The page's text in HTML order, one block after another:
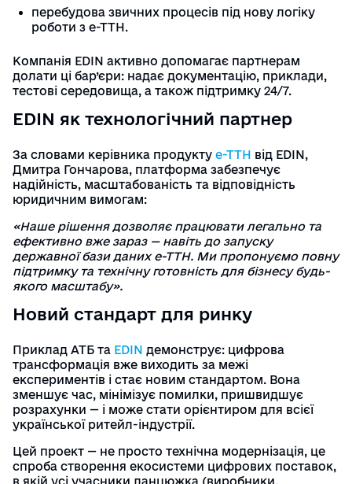
перебудова звичних процесів під нову логіку
роботи з е-ТТН.
Компанія EDIN активно допомагає партнерам
долати ці бар’єри: надає документацію, приклади,
тестові середовища, а також підтримку 24/7.
EDIN як технологічний партнер
За словами керівника продукту е-ТТН від EDIN,
Дмитра Гончарова, платформа забезпечує
надійність, масштабованість та відповідність
юридичним вимогам:
«Наше рішення дозволяє працювати легально та
ефективно вже зараз — навіть до запуску
державної бази даних е-ТТН. Ми пропонуємо повну
підтримку та технічну готовність для бізнесу будь-
якого масштабу».
Новий стандарт для ринку
Приклад АТБ та EDIN демонструє: цифрова
трансформація вже виходить за межі
експериментів і стає новим стандартом. Вона
зменшує час, мінімізує помилки, пришвидшує
розрахунки — і може стати орієнтиром для всієї
української ритейл-індустрії.
Цей проект — не просто технічна модернізація, це
спроба створення екосистеми цифрових поставок,
в якій усі учасники ланцюжка (виробники,